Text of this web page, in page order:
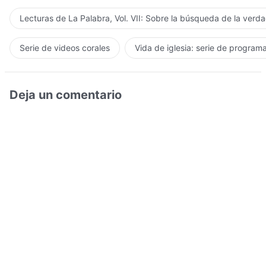
Lecturas de La Palabra, Vol. VII: Sobre la búsqueda de la
Serie de videos corales Vida de iglesia: serie de
Deja un comentario